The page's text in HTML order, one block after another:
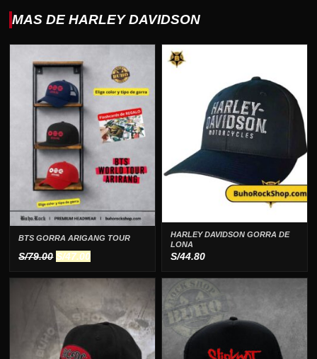
MAS DE HARLEY DAVIDSON
BTS GORRA ARIGANG TOUR
S/79.00 El
S/79.00.
S/47.00El
actual
S/47.00.
HARLEY DAVIDSON GORRA DE
LONA
S/44.80